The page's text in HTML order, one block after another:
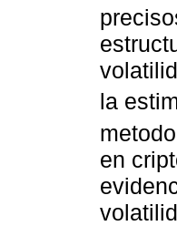
la
en